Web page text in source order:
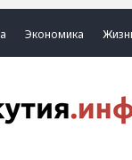
Экономика